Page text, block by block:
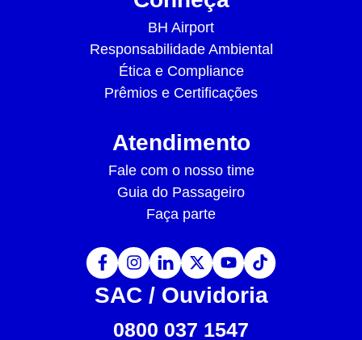
BH Airport
Responsabilidade Ambiental
Ética e Compliance
Prêmios e Certificações
Atendimento
Fale com o nosso time
Guia do Passageiro
Faça parte
SAC / Ouvidoria
0800 037 1547